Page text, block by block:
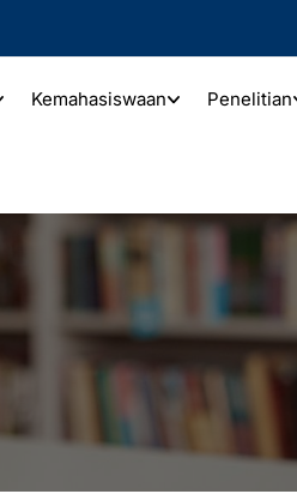
Kemahasiswaan Penelitian